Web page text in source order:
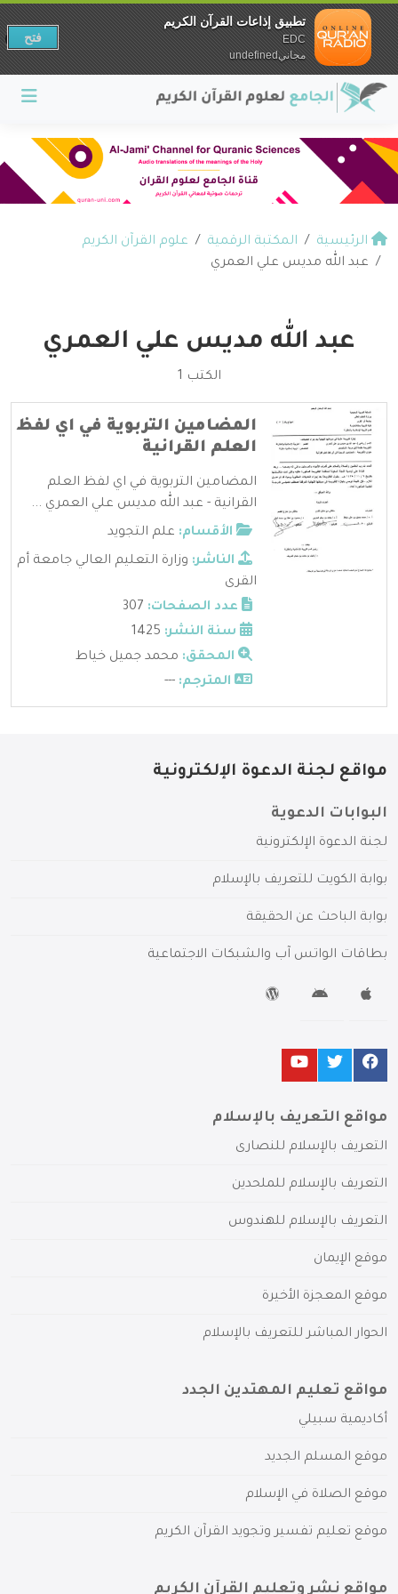
الرئيسية المكتبة الرقمية
علوم القرآن الكريم
عبد الله مديس علي العمري
عبد الله مديس علي العمري
الكتب 1
المضامين التربوية في اي لفظ
العلم القرانية
المضامين التربوية في اي لفظ العلم
القرانية - عبد الله مديس علي العمري ...
الأقسام: علم التجويد
الناشر: وزارة التعليم العالي جامعة أم
القرى
عدد الصفحات:
سنة النشر:
المحقق: محمد جميل خياط
المترجم: ---
مواقع لجنة الدعوة الإلكترونية
البوابات الدعوية
لجنة الدعوة الإلكترونية
بوابة الكويت للتعريف بالإسلام
بوابة الباحث عن الحقيقة
بطاقات الواتس آب والشبكات الاجتماعية
مواقع التعريف بالإسلام
التعريف بالإسلام للنصارى
التعريف بالإسلام للملحدين
التعريف بالإسلام للهندوس
موقع الإيمان
موقع المعجزة الأخيرة
الحوار المباشر للتعريف بالإسلام
مواقع تعليم المهتدين الجدد
أكاديمية سبيلي
موقع المسلم الجديد
موقع الصلاة في الإسلام
موقع تعليم تفسير وتجويد القرآن الكريم
مواقع نشر وتعليم القرآن الكريم
تطبيق إذاعات القرآن الكريم
EDC
مجانيundefined
فتح